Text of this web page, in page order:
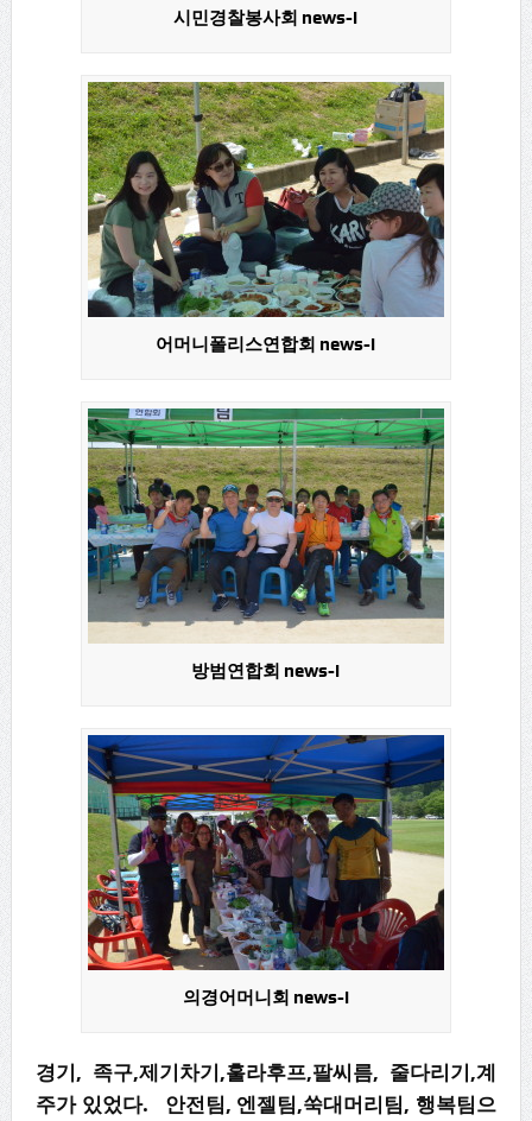
시민경찰봉사회 news-i
어머니폴리스연합회 news-i
방범연합회 news-i
의경어머니회 news-i
경기, 족구,제기차기,훌라후프,팔씨름, 줄다리기,계
주가 있었다. 안전팀, 엔젤팀,쑥대머리팀, 행복팀으